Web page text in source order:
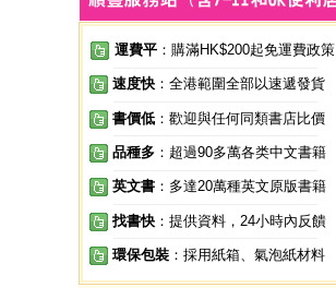
運費平 ：購滿HK$200起免運費政策
速度快 ：全港範圍全部以速遞發貨
書價低 ：歡迎與任何同類書店比價
品種多 ：超過90多萬各类中文書籍
英文書 ：多達20萬種英文原版書籍
找書快 ：提供資料，24小時內反饋
環保包裝 ：採用紙箱、氣泡紙材料